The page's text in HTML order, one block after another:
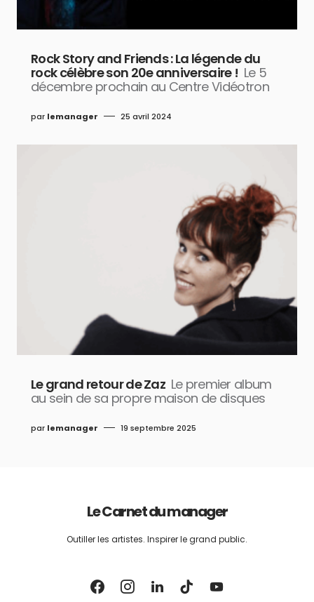
Rock Story and Friends : La légende du
rock célèbre son 20e anniversaire ! Le 5
décembre prochain au Centre Vidéotron
par lemanager 25 avril 2024
Le grand retour de Zaz Le premier album
au sein de sa propre maison de disques
par lemanager 19 septembre 2025
Le Carnet du manager
Outiller les artistes. Inspirer le grand public.